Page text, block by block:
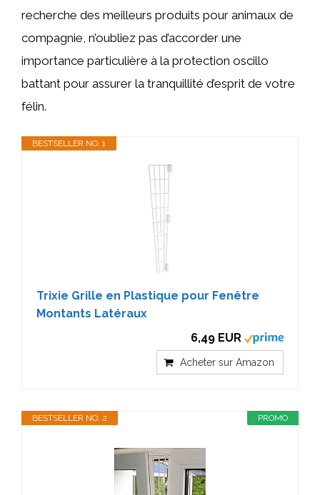
recherche des meilleurs produits pour animaux de
compagnie, n’oubliez pas d’accorder une
importance particulière à la protection oscillo
battant pour assurer la tranquillité d’esprit de votre
félin.
BESTSELLER NO. 1
Trixie Grille en Plastique pour Fenêtre
Montants Latéraux
6,49 EUR
Acheter sur Amazon
PROMO
BESTSELLER NO. 2